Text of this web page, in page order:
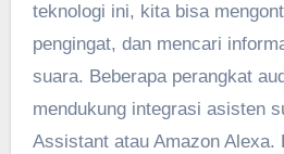
teknologi ini, kita bisa
pengingat, dan mencari
suara. Beberapa perangkat
mendukung integrasi asisten
Assistant atau Amazon Alexa.